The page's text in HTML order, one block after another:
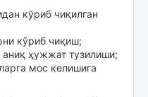
кўриб чиқилган
кўриб чиқиш;
аниқ ҳужжат тузилиши;
мос келишига